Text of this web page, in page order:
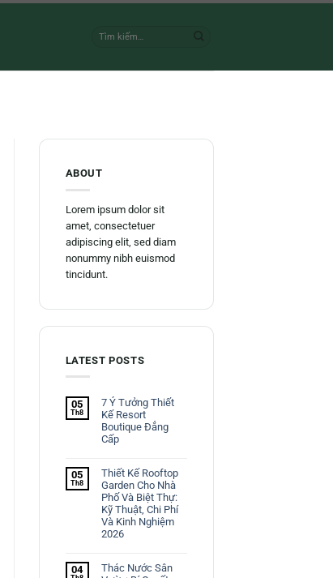
ABOUT
Lorem ipsum dolor sit
amet, consectetuer
adipiscing elit, sed diam
nonummy nibh euismod
tincidunt.
LATEST POSTS
05
Th8
7 Ý Tưởng Thiết
Kế Resort
Boutique Đẳng
Cấp
05
Th8
Thiết Kế Rooftop
Garden Cho Nhà
Phố Và Biệt Thự:
Kỹ Thuật, Chi Phí
Và Kinh Nghiệm
2026
04
Thác Nước Sân